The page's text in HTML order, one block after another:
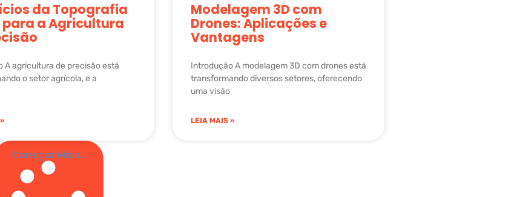
da Topografia
para a Agricultura
A agricultura de precisão está
o setor agrícola, e a
Modelagem 3D com
Drones: Aplicações e
Vantagens
Introdução A modelagem 3D com drones está
transformando diversos setores, oferecendo
uma visão
LEIA MAIS »
Carregar Mais...